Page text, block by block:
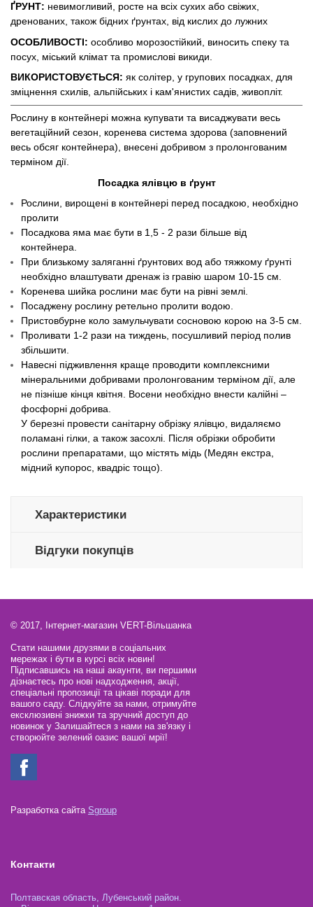
ҐРУНТ: невимогливий, росте на всіх сухих або свіжих,
дренованих, також бідних ґрунтах, від кислих до лужних
ОСОБЛИВОСТІ: особливо морозостійкий, виносить спеку та
посух, міський клімат та промислові викиди.
ВИКОРИСТОВУЄТЬСЯ: як солітер, у групових посадках, для
зміцнення схилів, альпійських і кам'янистих садів, живопліт.
Рослину в контейнері можна купувати та висаджувати весь
вегетаційний сезон, коренева система здорова (заповнений
весь обсяг контейнера), внесені добривом з пролонгованим
терміном дії.
Посадка ялівцю в ґрунт
Рослини, вирощені в контейнері перед посадкою, необхідно
пролити
Посадкова яма має бути в 1,5 - 2 рази більше від
контейнера.
При близькому заляганні ґрунтових вод або тяжкому ґрунті
необхідно влаштувати дренаж із гравію шаром 10-15 см.
Коренева шийка рослини має бути на рівні землі.
Посаджену рослину ретельно пролити водою.
Пристовбурне коло замульчувати сосновою корою на 3-5 см.
Проливати 1-2 рази на тиждень, посушливий період полив
збільшити.
Навесні підживлення краще проводити комплексними
мінеральними добривами пролонгованим терміном дії, але
не пізніше кінця квітня. Восени необхідно внести калійні –
фосфорні добрива.
У березні провести санітарну обрізку ялівцю, видаляємо
поламані гілки, а також засохлі. Після обрізки обробити
рослини препаратами, що містять мідь (Медян екстра,
мідний купорос, квадріс тощо).
Характеристики
Відгуки покупців
© 2017, Інтернет-магазин VERT-Вільшанка
Стати нашими друзями в соціальних
мережах і бути в курсі всіх новин!
Підписавшись на наші акаунти, ви першими
дізнаєтесь про нові надходження, акції,
спеціальні пропозиції та цікаві поради для
вашого саду. Слідкуйте за нами, отримуйте
ексклюзивні знижки та зручний доступ до
новинок у Залишайтеся з нами на зв'язку і
створюйте зелений оазис вашої мрії!
Разработка сайта Sgroup
Контакти
Полтавская область, Лубенський район.